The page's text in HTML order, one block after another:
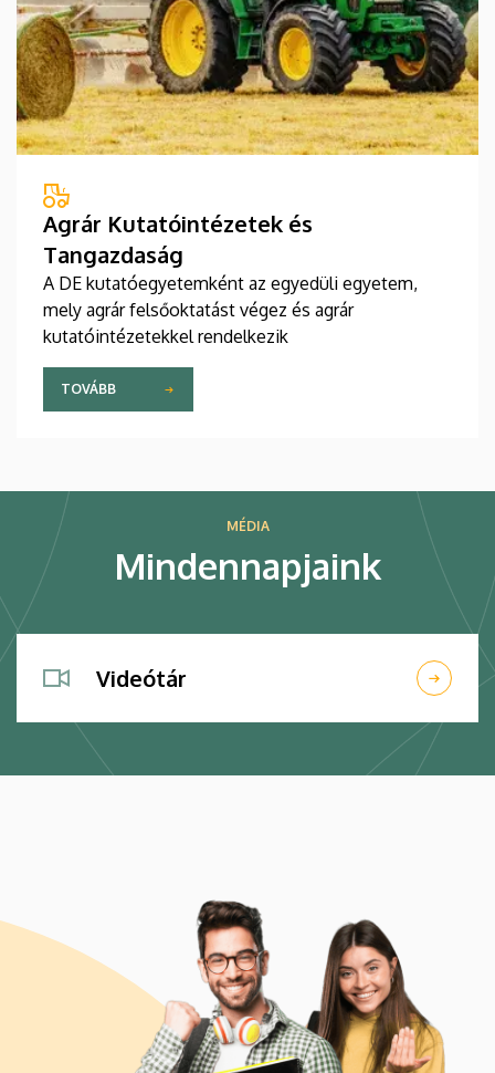
Agrár Kutatóintézetek és
Tangazdaság
A DE kutatóegyetemként az egyedüli egyetem,
mely agrár felsőoktatást végez és agrár
kutatóintézetekkel rendelkezik
TOVÁBB
MÉDIA
Mindennapjaink
Videótár